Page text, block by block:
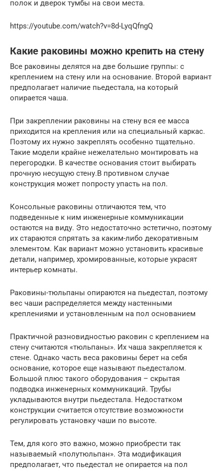
полок и дверок тумбы на свои места.
https://youtube.com/watch?v=8d-LyqQfngQ
Какие раковины можно крепить на стену
Все раковины делятся на две большие группы: с
креплением на стену или на основание. Второй вариант
предполагает наличие пьедестала, на который
опирается чаша.
При закреплении раковины на стену вся ее масса
приходится на крепления или на специальный каркас.
Поэтому их нужно закреплять особенно тщательно.
Такие модели крайне нежелательно монтировать на
перегородки. В качестве основания стоит выбирать
прочную несущую стену.В противном случае
конструкция может попросту упасть на пол.
Консольные раковины отличаются тем, что
подведенные к ним инженерные коммуникации
остаются на виду. Это недостаточно эстетично, поэтому
их стараются спрятать за каким-либо декоративным
элементом. Как вариант можно установить красивые
детали, например, хромированные, которые украсят
интерьер комнаты.
Раковины-тюльпаны опираются на пьедестал, поэтому
вес чаши распределяется между настенными
креплениями и установленным на пол основанием
Практичной разновидностью раковин с креплением на
стену считаются «тюльпаны». Их чаша закрепляется к
стене. Однако часть веса раковины берет на себя
основание, которое еще называют пьедесталом.
Большой плюс такого оборудования – скрытая
подводка инженерных коммуникаций. Трубы
укладываются внутри пьедестала. Недостатком
конструкции считается отсутствие возможности
регулировать установку чаши по высоте.
Тем, для кого это важно, можно приобрести так
называемый «полутюльпан». Эта модификация
предполагает, что пьедестал не опирается на пол